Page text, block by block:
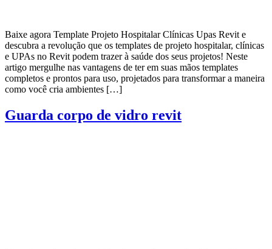
Baixe agora Template Projeto Hospitalar Clínicas Upas Revit e
descubra a revolução que os templates de projeto hospitalar, clínicas
e UPAs no Revit podem trazer à saúde dos seus projetos! Neste
artigo mergulhe nas vantagens de ter em suas mãos templates
completos e prontos para uso, projetados para transformar a maneira
como você cria ambientes […]
Guarda corpo de vidro revit